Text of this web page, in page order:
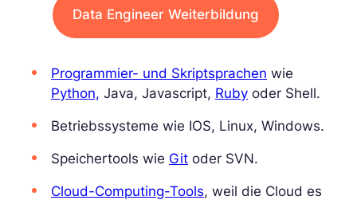
Data Engineer Weiterbildung
Programmier- und Skriptsprachen wie
Python, Java, Javascript, Ruby oder Shell.
Betriebssysteme wie IOS, Linux, Windows.
Speichertools wie Git oder SVN.
Cloud-Computing-Tools, weil die Cloud es